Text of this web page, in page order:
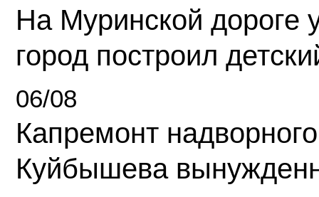
На Муринской дороге
город построил
06/08
Капремонт
Куйбышева